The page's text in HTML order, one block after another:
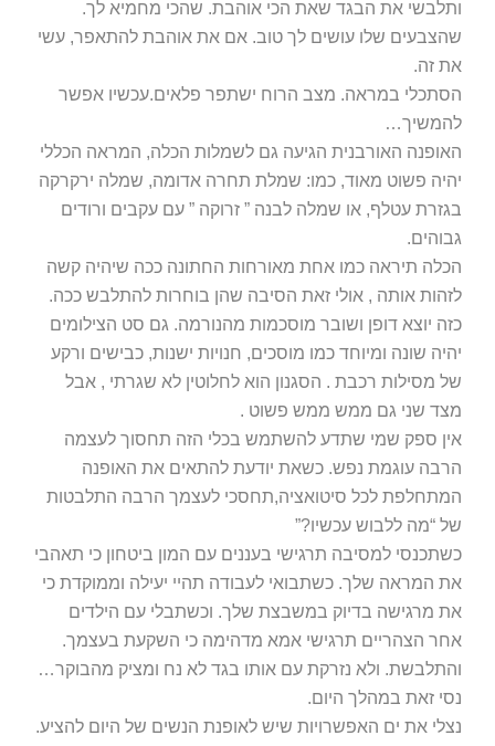
ותלבשי את הבגד שאת הכי אוהבת. שהכי מחמיא לך.
שהצבעים שלו עושים לך טוב. אם את אוהבת להתאפר, עשי
את זה.
הסתכלי במראה. מצב הרוח ישתפר פלאים.עכשיו אפשר
להמשיך…
האופנה האורבנית הגיעה גם לשמלות הכלה, המראה הכללי
יהיה פשוט מאוד, כמו: שמלת תחרה אדומה, שמלה ירקרקה
בגזרת עטלף, או שמלה לבנה ” זרוקה ” עם עקבים ורודים
גבוהים.
הכלה תיראה כמו אחת מאורחות החתונה ככה שיהיה קשה
לזהות אותה , אולי זאת הסיבה שהן בוחרות להתלבש ככה.
כזה יוצא דופן ושובר מוסכמות מהנורמה. גם סט הצילומים
יהיה שונה ומיוחד כמו מוסכים, חנויות ישנות, כבישים ורקע
של מסילות רכבת . הסגנון הוא לחלוטין לא שגרתי , אבל
מצד שני גם ממש ממש פשוט .
אין ספק שמי שתדע להשתמש בכלי הזה תחסוך לעצמה
הרבה עוגמת נפש. כשאת יודעת להתאים את האופנה
המתחלפת לכל סיטואציה,תחסכי לעצמך הרבה התלבטות
של “מה ללבוש עכשיו?”
כשתכנסי למסיבה תרגישי בעננים עם המון ביטחון כי תאהבי
את המראה שלך. כשתבואי לעבודה תהיי יעילה וממוקדת כי
את מרגישה בדיוק במשבצת שלך. וכשתבלי עם הילדים
אחר הצהריים תרגישי אמא מדהימה כי השקעת בעצמך.
והתלבשת. ולא נזרקת עם אותו בגד לא נח ומציק מהבוקר…
נסי זאת במהלך היום.
נצלי את ים האפשרויות שיש לאופנת הנשים של היום להציע.